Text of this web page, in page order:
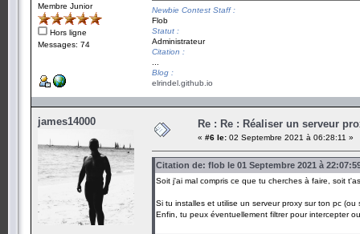
Membre Junior
Hors ligne
Messages: 74
Newbie Contest Staff :
Flob
Statut :
Administrateur
Citation :
Blog :
elrindel.github.io
james14000 Re : Re : Réaliser un serveur
« #6 le: 02 Septembre 2021 à 06:28:11 »
Citation de: flob le 01 Septembre 2021 à
Soit j'ai mal compris ce que tu cherches à faire, soit
Si tu installes et utilise un serveur proxy sur ton pc
Enfin, tu peux éventuellement filtrer pour intercepter